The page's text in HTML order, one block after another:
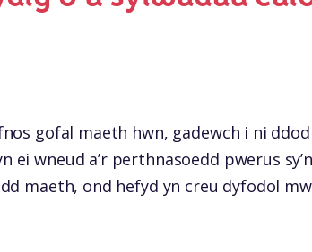
gofal maeth hwn, gadewch i ni
ei wneud a’r perthnasoedd pwerus
maeth, ond hefyd yn creu dyfodol